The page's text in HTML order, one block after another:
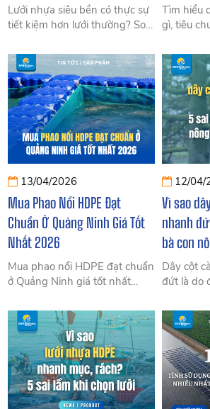
Lưới nhựa siêu bền có thực sự
tiết kiệm hơn lưới thường? So
hiệu quả thực tế. Cùng SIAM
Brothers VN xem ngay trước
khi mua!
Tìm hiểu
gì, tiêu
ngư
trình.
chuyên
13/04/2026
Mua Phao Nổi HDPE Đạt
Chuẩn Ở Quảng Ninh Giá Tốt
Nhất 2026
Mua phao nổi HDPE đạt chuẩn
ở Quảng Ninh giá tốt nhất
cung cấp phao HDPE nguyên
sinh 100%, tuổi thọ trên 10
năm, phù hợp để nuôi hàu,
ngao và lồng bè thủy sản biển.
Đã hỗ trợ hàng trăm dự án tại
Vân Đồn. Tư vấn & báo giá ưu
đãi.
12/04/
Vì sao
nhanh
bà con
Dây cột
đứt là do
khiến
cách
tiết kiệm